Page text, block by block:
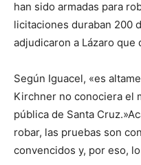
han sido armadas para
licitaciones duraban 200
adjudicaron a Lázaro que
Según Iguacel, «es
Kirchner no conociera el
pública de Santa
robar, las pruebas son
convencidos y, por eso,